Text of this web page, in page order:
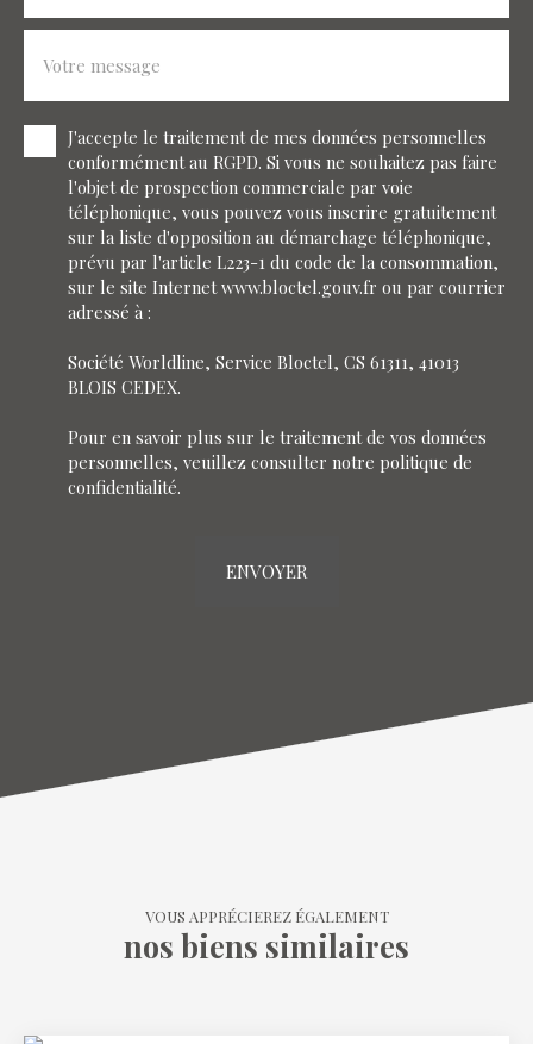
Votre message
J'accepte le traitement de mes données personnelles
conformément au RGPD. Si vous ne souhaitez pas faire
l'objet de prospection commerciale par voie
téléphonique, vous pouvez vous inscrire gratuitement
sur la liste d'opposition au démarchage téléphonique,
prévu par l'article L223-1 du code de la consommation,
sur le site Internet www.bloctel.gouv.fr ou par courrier
adressé à :
Société Worldline, Service Bloctel, CS 61311, 41013
BLOIS CEDEX.
Pour en savoir plus sur le traitement de vos données
personnelles, veuillez consulter notre politique de
confidentialité.
ENVOYER
VOUS APPRÉCIEREZ ÉGALEMENT
nos biens similaires